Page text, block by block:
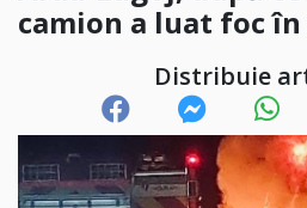
camion a luat foc
Distribuie